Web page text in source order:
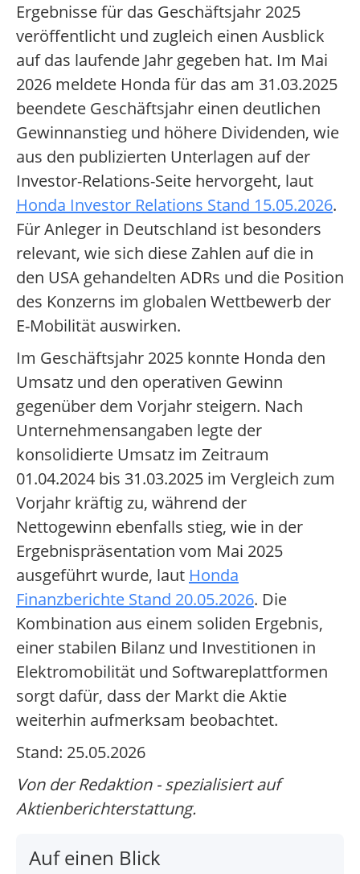
Ergebnisse für das Geschäftsjahr 2025
veröffentlicht und zugleich einen Ausblick
auf das laufende Jahr gegeben hat. Im Mai
2026 meldete Honda für das am 31.03.2025
beendete Geschäftsjahr einen deutlichen
Gewinnanstieg und höhere Dividenden, wie
aus den publizierten Unterlagen auf der
Investor-Relations-Seite hervorgeht, laut
Honda Investor Relations Stand 15.05.2026.
Für Anleger in Deutschland ist besonders
relevant, wie sich diese Zahlen auf die in
den USA gehandelten ADRs und die Position
des Konzerns im globalen Wettbewerb der
E-Mobilität auswirken.
Im Geschäftsjahr 2025 konnte Honda den
Umsatz und den operativen Gewinn
gegenüber dem Vorjahr steigern. Nach
Unternehmensangaben legte der
konsolidierte Umsatz im Zeitraum
01.04.2024 bis 31.03.2025 im Vergleich zum
Vorjahr kräftig zu, während der
Nettogewinn ebenfalls stieg, wie in der
Ergebnispräsentation vom Mai 2025
ausgeführt wurde, laut Honda
Finanzberichte Stand 20.05.2026. Die
Kombination aus einem soliden Ergebnis,
einer stabilen Bilanz und Investitionen in
Elektromobilität und Softwareplattformen
sorgt dafür, dass der Markt die Aktie
weiterhin aufmerksam beobachtet.
Stand: 25.05.2026
Von der Redaktion - spezialisiert auf
Aktienberichterstattung.
Auf einen Blick